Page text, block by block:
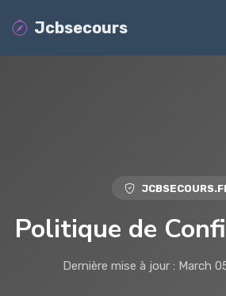
Jcbsecours
Politique de
Dernière mise à jour : March